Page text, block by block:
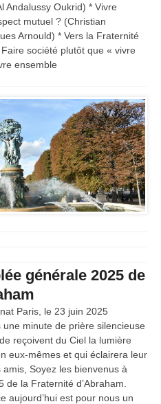
Andalussy Oukrid) * Vivre
mutuel ? (Christian
Arnould) * Vers la Fraternité
société plutôt que « vivre
ensemble
générale 2025 de
Paris, le 23 juin 2025
minute de prière silencieuse
reçoivent du Ciel la lumière
eux-mêmes et qui éclairera leur
Soyez les bienvenus à
la Fraternité d’Abraham.
aujourd’hui est pour nous un